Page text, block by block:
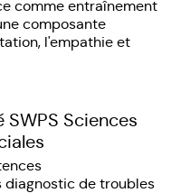
comme entraînement
composante
l'empathie et
Sciences
diagnostic de troubles